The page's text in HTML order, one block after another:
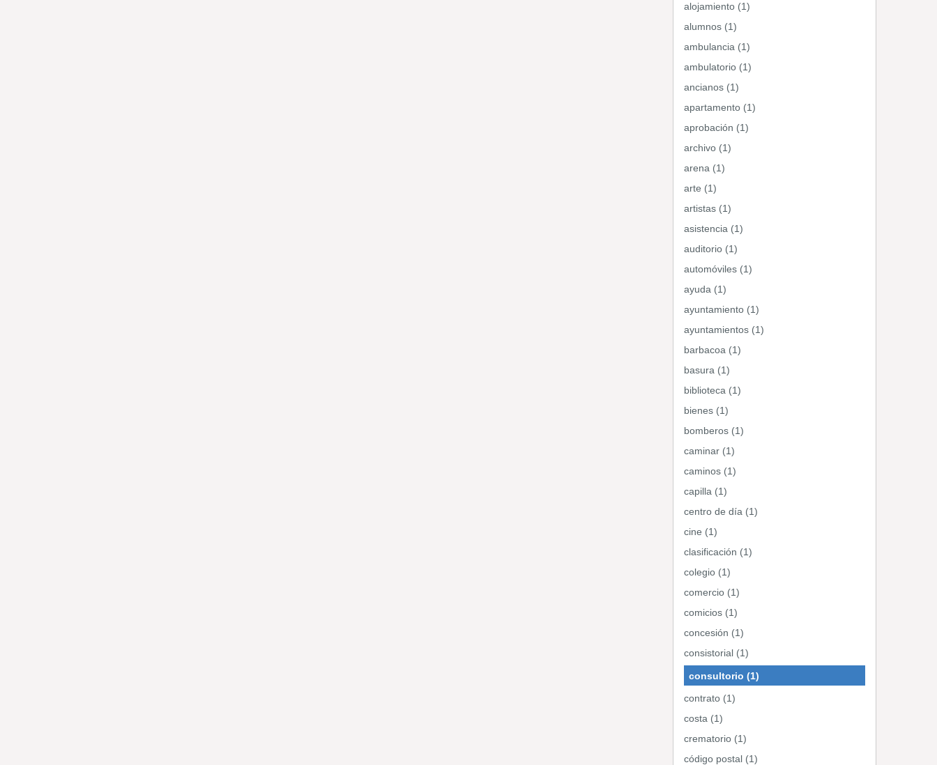
alojamiento (1)
alumnos (1)
ambulancia (1)
ambulatorio (1)
ancianos (1)
apartamento (1)
aprobación (1)
archivo (1)
arena (1)
arte (1)
artistas (1)
asistencia (1)
auditorio (1)
automóviles (1)
ayuda (1)
ayuntamiento (1)
ayuntamientos (1)
barbacoa (1)
basura (1)
biblioteca (1)
bienes (1)
bomberos (1)
caminar (1)
caminos (1)
capilla (1)
centro de día (1)
cine (1)
clasificación (1)
colegio (1)
comercio (1)
comicios (1)
concesión (1)
consistorial (1)
consultorio (1)
contrato (1)
costa (1)
crematorio (1)
código postal (1)